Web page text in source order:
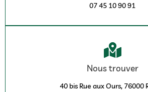
07 45 10 90 91
Nous trouver
40 bis Rue aux Ours, 76000